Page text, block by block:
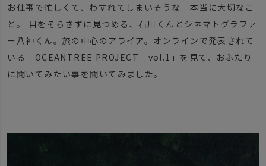
お仕事で忙しくて、わすれてしまいそうな 本当に大切なこ
と。 目をそらさずに見つめる、石川くんとシネマトグラファ
ー八神くん。旅の中心のアライア。オンラインで発表されて
いる「OCEANTREE PROJECT vol.1」を見て、おふたり
に聞いてみたい事を聞いてみました。